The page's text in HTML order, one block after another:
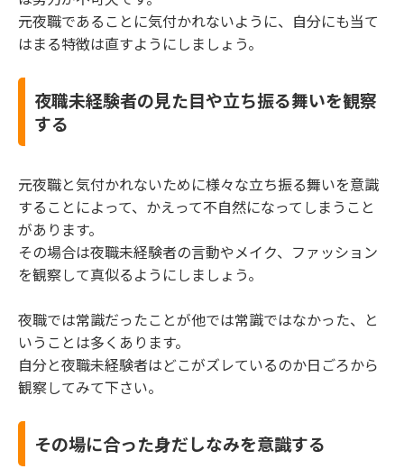
元夜職であることに気付かれないように、自分にも当て
はまる特徴は直すようにしましょう。
夜職未経験者の見た目や立ち振る舞いを観察
する
元夜職と気付かれないために様々な立ち振る舞いを意識
することによって、かえって不自然になってしまうこと
があります。
その場合は夜職未経験者の言動やメイク、ファッション
を観察して真似るようにしましょう。
夜職では常識だったことが他では常識ではなかった、と
いうことは多くあります。
自分と夜職未経験者はどこがズレているのか日ごろから
観察してみて下さい。
その場に合った身だしなみを意識する